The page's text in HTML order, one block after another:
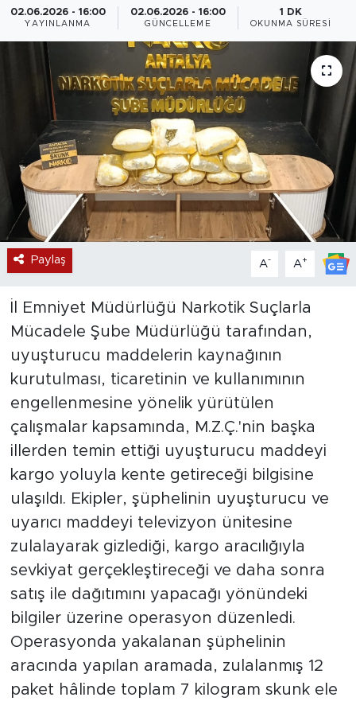
02.06.2026 - 16:00
YAYINLANMA
02.06.2026 - 16:00
GÜNCELLEME
1 DK
OKUNMA SÜRESI
Paylaş A- A+
İl Emniyet Müdürlüğü Narkotik Suçlarla
Mücadele Şube Müdürlüğü tarafından,
uyuşturucu maddelerin kaynağının
kurutulması, ticaretinin ve kullanımının
engellenmesine yönelik yürütülen
çalışmalar kapsamında, M.Z.Ç.'nin başka
illerden temin ettiği uyuşturucu maddeyi
kargo yoluyla kente getireceği bilgisine
ulaşıldı. Ekipler, şüphelinin uyuşturucu ve
uyarıcı maddeyi televizyon ünitesine
zulalayarak gizlediği, kargo aracılığıyla
sevkiyat gerçekleştireceği ve daha sonra
satış ile dağıtımını yapacağı yönündeki
bilgiler üzerine operasyon düzenledi.
Operasyonda yakalanan şüphelinin
aracında yapılan aramada, zulalanmış 12
paket hâlinde toplam 7 kilogram skunk ele
Politika
Resmi İlanlar
Sağlık
Spor
Turizm